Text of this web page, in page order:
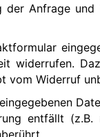
der Anfrage
widerrufen.
vom Widerruf
entfällt (z.B.